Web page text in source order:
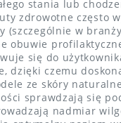
stania lub
zdrowotne często
(szczególnie w
obuwie
się do
dzięki czemu
ze skóry
sprawdzają się
nadmiar